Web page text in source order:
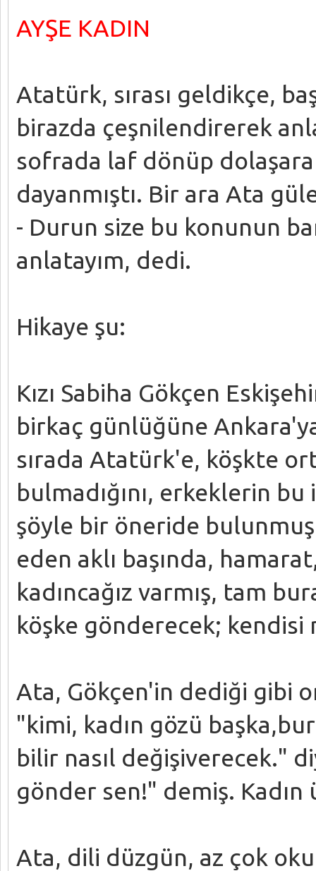
AYŞE KADIN
Atatürk, sırası geldikçe,
birazda çeşnilendirerek
sofrada laf dönüp
dayanmıştı. Bir ara Ata
- Durun size bu konunun
anlatayım, dedi.
Hikaye şu:
Kızı Sabiha Gökçen
birkaç günlüğüne
sırada Atatürk'e, köşkte
bulmadığını, erkeklerin
şöyle bir öneride
eden aklı başında,
kadıncağız varmış, tam
köşke gönderecek; kendisi
Ata, Gökçen'in dediği gibi
"kimi, kadın gözü
bilir nasıl değişiverecek."
gönder sen!" demiş.
Ata, dili düzgün, az çok